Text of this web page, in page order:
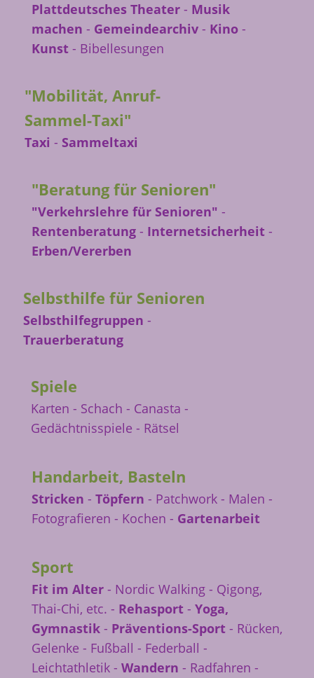
Plattdeutsches Theater - Musik
machen - Gemeindearchiv- Kino -
Kunst - Bibellesungen
"Mobilität, Anruf-
Sammel-Taxi"
Taxi - Sammeltaxi
"Beratung für Senioren"
"Verkehrslehre für Senioren" -
Rentenberatung - Internetsicherheit-
Erben/Vererben
Selbsthilfe für Senioren
Selbsthilfegruppen -
Trauerberatung
Spiele
Karten - Schach - Canasta -
Gedächtnisspiele - Rätsel
Handarbeit, Basteln
Stricken - Töpfern - Patchwork - Malen -
Fotografieren - Kochen - Gartenarbeit
Sport
Fit im Alter - Nordic Walking - Qigong,
Thai-Chi, etc. - Rehasport- Yoga,
Gymnastik - Präventions-Sport - Rücken,
Gelenke - Fußball - Federball -
Leichtathletik - Wandern - Radfahren -